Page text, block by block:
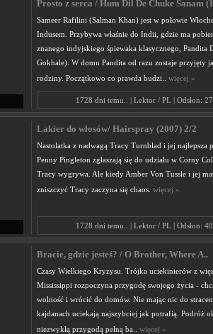
Prosto z serca / Hum Dil De Chuke Sanam
Sameer Rafilini (Salman Khan) jest w połowie
Indusem. Przybywa właśnie do Indii, gdzie ma
znanego indyjskiego śpiewaka klasycznego, Pandita
Gokhale). W domu Pandita od razu zostaje przyjęty
rodziny. Początkowo co prawda budzi.. więcej »
1728 dni temu.. | Lektor / PL | Odsłon:
Lakier do włosów/ Hairspray (2007) 2/2
Nastolatka z nadwagą Tracy Turnblad i jej najlepsza
Penny Pingleton zgłaszają się do udziału w Corny
Tracy wygrywa. Ale kiedy Amber Von Tussle i jej
zniszczyć Tracy zaczyna się chaos. więcej »
1728 dni temu.. | Lektor / PL | Odsłon:
Bracie, gdzie jesteś? / O Brother, Where A..
Czasy Wielkiego Kryzysu. Trójka uciekinierów z
Mississippi rozpoczyna przygodę swojego życia -
wolność i wrócić do domów. Nie mając nic do
kajdanach uciekają najszybciej jak potrafią. Podróż
niezwykłą przygodą pełną ba.. więcej »